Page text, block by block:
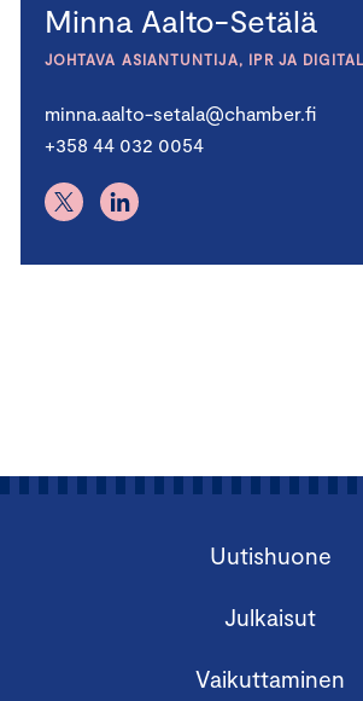
Minna Aalto-Setälä
JOHTAVA ASIANTUNTIJA, IPR JA
minna.aalto-setala@chamber.fi
+358 44 032 0054
Uutishuone
Julkaisut
Vaikuttaminen